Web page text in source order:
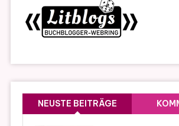
NEUSTE BEITRÄGE